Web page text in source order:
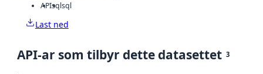
APIsqlsql
Last ned
API-ar som tilbyr dette datasettet 3